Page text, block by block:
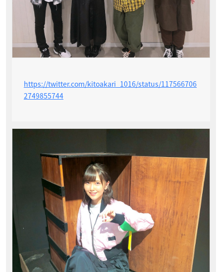
https://twitter.com/kitoakari_1016/status/117566706
2749855744